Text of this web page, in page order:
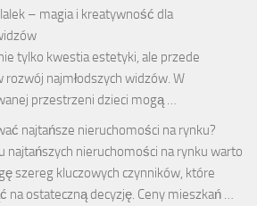
– magia i kreatywność dla
tylko kwestia estetyki, ale przede
najmłodszych widzów. W
przestrzeni dzieci mogą …
najtańsze nieruchomości na rynku?
najtańszych nieruchomości na rynku warto
szereg kluczowych czynników, które
na ostateczną decyzję. Ceny mieszkań …